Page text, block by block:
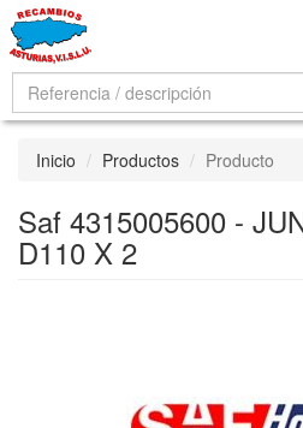
Inicio Productos Producto
Saf 4315005600 -
D110 X 2